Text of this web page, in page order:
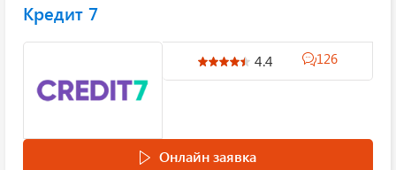
Кредит 7
4.4 126
Онлайн заявка